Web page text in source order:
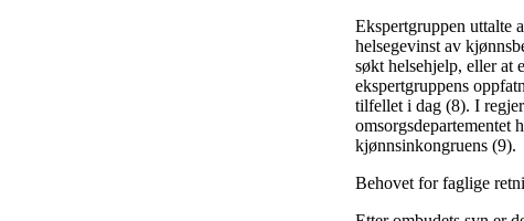
Ekspertgruppen uttalte
helsegevinst av
søkt helsehjelp, eller at
ekspertgruppens
tilfellet i dag (8). I
omsorgsdepartementet
kjønnsinkongruens (9).
Behovet for faglige